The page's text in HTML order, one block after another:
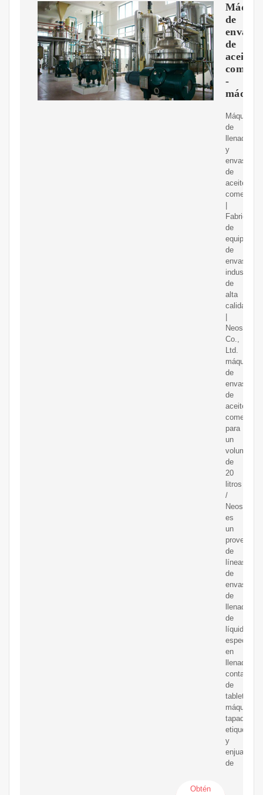
de
de
aceite
-
Máquina
de
llenado
y
envasado
de
aceite
comestible
Fabricante
de
equipos
de
envasado
industrial
de
alta
calidad
Co.,
Ltd.
máquina
de
envasado
de
aceite
comestible
para
un
volumen
de
20
litros
/
es
un
proveedor
de
líneas
de
envasado
de
llenado
de
líquidos,
en
llenadoras,
contadores
de
tabletas,
máquinas
tapadoras,
y
de
Obtén